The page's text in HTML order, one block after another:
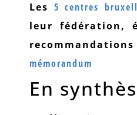
Les 5 centres
leur fédération,
mémorandum
En